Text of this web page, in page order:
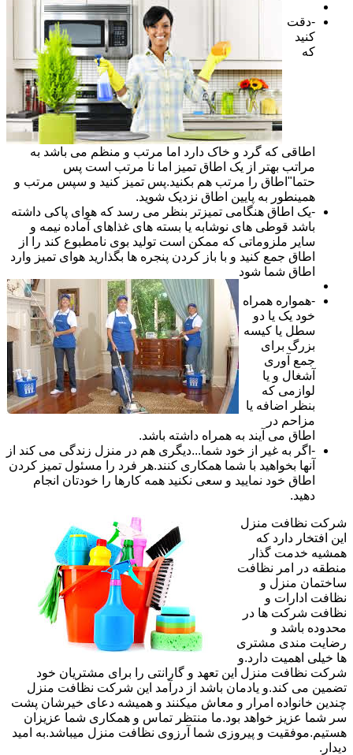
-دقت
کنید
که
اطاقی که گرد و خاک دارد اما مرتب و منظم می باشد به
مراتب بهتر از یک اطاق تمیز اما نا مرتب است پس
حتما"اطاق را مرتب هم بکنید.پس تمیز کنید و سپس مرتب و
همینطور به پایین اطاق نزدیک شوید.
-یک اطاق هنگامی تمیزتر بنظر می رسد که هوای پاکی داشته
باشد قوطی های نوشابه یا بسته های غذاهای آماده نیمه و
سایر ملزوماتی که ممکن است تولید بوی نامطبوع کند را از
اطاق جمع کنید و با باز کردن پنجره ها بگذارید هوای تمیز وارد
اطاق شما شود
-همواره همراه
خود یک یا دو
سطل یا کیسه
بزرگ برای
جمع آوری
آشغال و یا
لوازمی که
بنظر اضافه یا
مزاحم در
اطاق می آیند به همراه داشته باشد.
-اگر به غیر از خود شما...دیگری هم در منزل زندگی می کند از
آنها بخواهید با شما همکاری کنند.هر فرد را مسئول تمیز کردن
اطاق خود نمایید و سعی نکنید همه کارها را خودتان انجام
دهید.
شرکت نظافت منزل
این افتخار دارد که
همشیه خدمت گذار
منطقه در امر نظافت
ساختمان منزل و
نظافت ادارات و
نظافت شرکت ها در
محدوده باشد و
رضایت مندی مشتری
ها خیلی اهمیت دارد.و
شرکت نظافت منزل این تعهد و گارانتی را برای مشتریان خود
تضمین می کند.و یادمان باشد از درآمد این شرکت نظافت منزل
چندین خانواده امرار و معاش میکنند و همیشه دعای خیرشان پشت
سر شما عزیز خواهد بود.ما منتظر تماس و همکاری شما عزیزان
هستیم.موفقیت و پیروزی شما آرزوی نظافت منزل میباشد.به امید
دیدار.